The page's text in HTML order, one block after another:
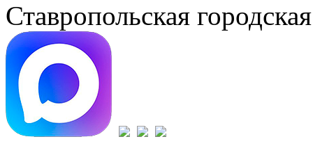
Ставропольская